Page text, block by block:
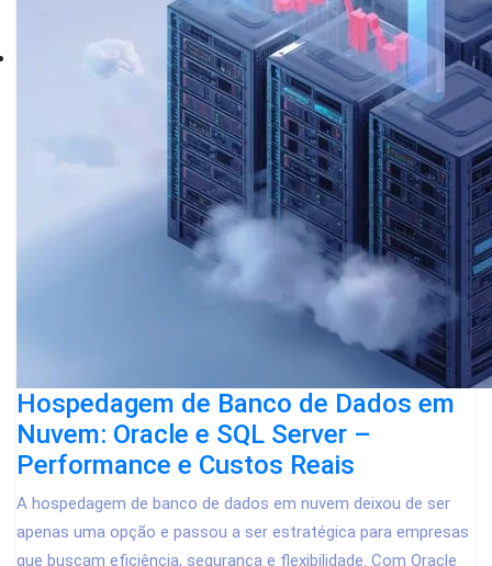
Hospedagem de Banco de Dados em
Nuvem: Oracle e SQL Server –
Performance e Custos Reais
A hospedagem de banco de dados em nuvem deixou de ser
apenas uma opção e passou a ser estratégica para empresas
que buscam eficiência, segurança e flexibilidade. Com Oracle